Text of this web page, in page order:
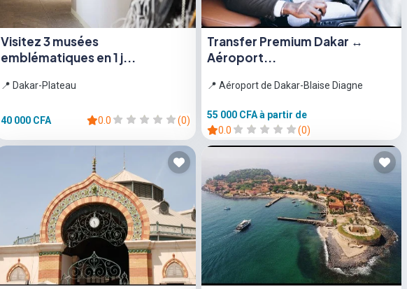
Visitez 3 musées
emblématiques en 1 j...
📍 Dakar-Plateau
40 000 CFA 0.0 (0)
Transfer Premium Dakar ↔
Aéroport...
📍 Aéroport de Dakar-Blaise Diagne
55 000 CFAà partir de
0.0
(0)